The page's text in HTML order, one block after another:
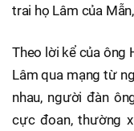
trai họ Lâm của
Theo lời kể của ông
Lâm qua mạng từ
nhau, người đàn
cực đoan, thường